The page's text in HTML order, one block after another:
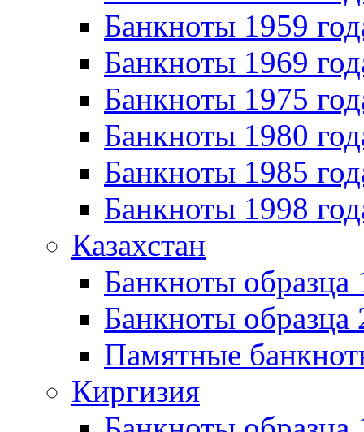
Банкноты 1959
Банкноты 1969
Банкноты 1975
Банкноты 1980
Банкноты 1985
Банкноты 1998
Казахстан
Банкноты
Банкноты образца
Памятные
Киргизия